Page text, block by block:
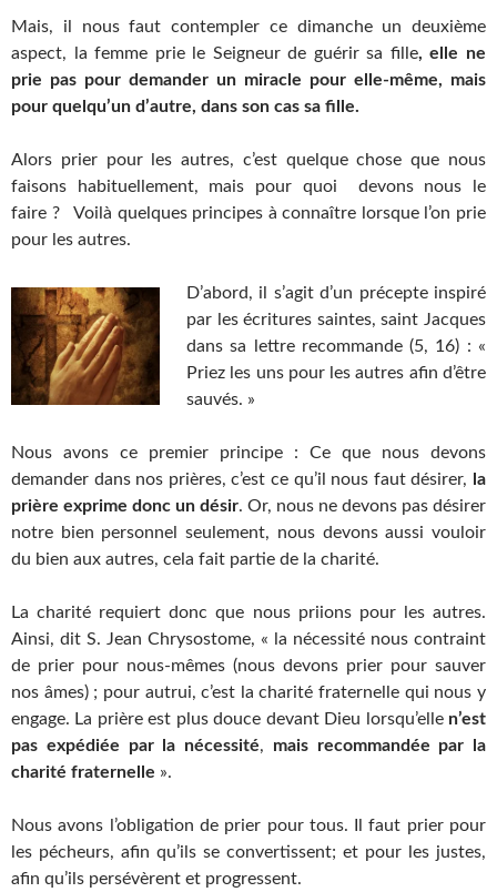
Mais, il nous faut contempler ce dimanche un deuxième
aspect, la femme prie le Seigneur de guérir sa fille, elle ne
prie pas pour demander un miracle pour elle-même, mais
pour quelqu’un d’autre, dans son cas sa fille.
Alors prier pour les autres, c’est quelque chose que nous
faisons habituellement, mais pour quoi devons nous le
faire ? Voilà quelques principes à connaître lorsque l’on prie
pour les autres.
D’abord, il s’agit d’un précepte inspiré
par les écritures saintes, saint Jacques
dans sa lettre recommande (5, 16) : «
Priez les uns pour les autres afin d’être
sauvés. »
Nous avons ce premier principe : Ce que nous devons
demander dans nos prières, c’est ce qu’il nous faut désirer, la
prière exprime donc un désir. Or, nous ne devons pas désirer
notre bien personnel seulement, nous devons aussi vouloir
du bien aux autres, cela fait partie de la charité.
La charité requiert donc que nous priions pour les autres.
Ainsi, dit S. Jean Chrysostome, « la nécessité nous contraint
de prier pour nous-mêmes (nous devons prier pour sauver
nos âmes) ; pour autrui, c’est la charité fraternelle qui nous y
engage. La prière est plus douce devant Dieu lorsqu’elle n’est
pas expédiée par la nécessité, mais recommandée par la
charité fraternelle ».
Nous avons l’obligation de prier pour tous. Il faut prier pour
les pécheurs, afin qu’ils se convertissent; et pour les justes,
afin qu’ils persévèrent et progressent.